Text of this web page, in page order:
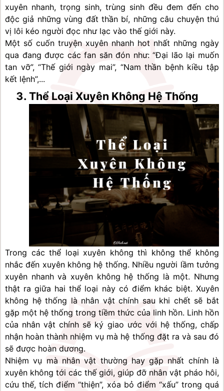
xuyên nhanh, trọng sinh, trùng sinh đều đem đến cho
độc giả những vùng đất thần bí, những câu chuyện thú
vị lôi kéo người đọc như lạc vào thế giới này.
Một số cuốn truyện xuyên nhanh hot nhất những ngày
qua đang được các fan săn đón như: “Đại lão lại muốn
tan vỡ”, “Thế giới ngày mai”, “Nam thần bệnh kiều tập
kết lệnh”,...
Thể Loại Xuyên Không Hệ Thống
Trong các thể loại xuyên không thì không thể không
nhắc đến xuyên không hệ thống. Nhiều người lầm tưởng
xuyên nhanh và xuyên không hệ thống là một. Nhưng
thật ra giữa hai thể loại này có điểm khác biệt. Xuyên
không hệ thống là nhân vật chính sau khi chết sẽ bắt
gặp một hệ thống trong tiềm thức của linh hồn. Linh hồn
của nhân vật chính sẽ ký giao ước với hệ thống, chấp
nhận hoàn thành nhiệm vụ mà hệ thống đặt ra và sau đó
sẽ được hoàn dương.
Nhiệm vụ mà nhân vật thường hay gặp nhất chính là
xuyên không tới các thế giới, giúp đỡ nhân vật pháo hôi,
cứu thế, tích điểm “thiện”, xóa bỏ điểm “xấu” trong quá